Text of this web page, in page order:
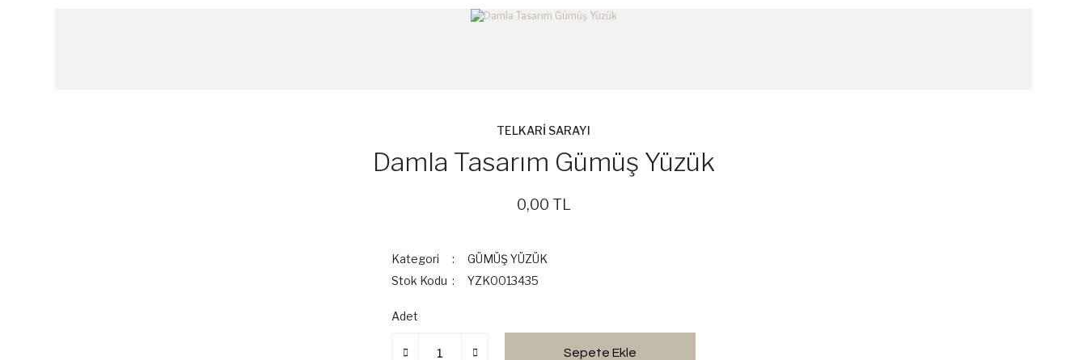
TELKARİ SARAYI
Damla Tasarım Gümüş Yüzük
0,00 TL
Kategori
GÜMÜŞ YÜZÜK
Stok Kodu
YZK0013435
Adet
Sepete Ekle